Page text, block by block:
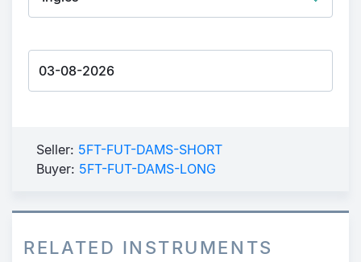
Seller: 5FT-FUT-DAMS-SHORT
Buyer: 5FT-FUT-DAMS-LONG
RELATED INSTRUMENTS